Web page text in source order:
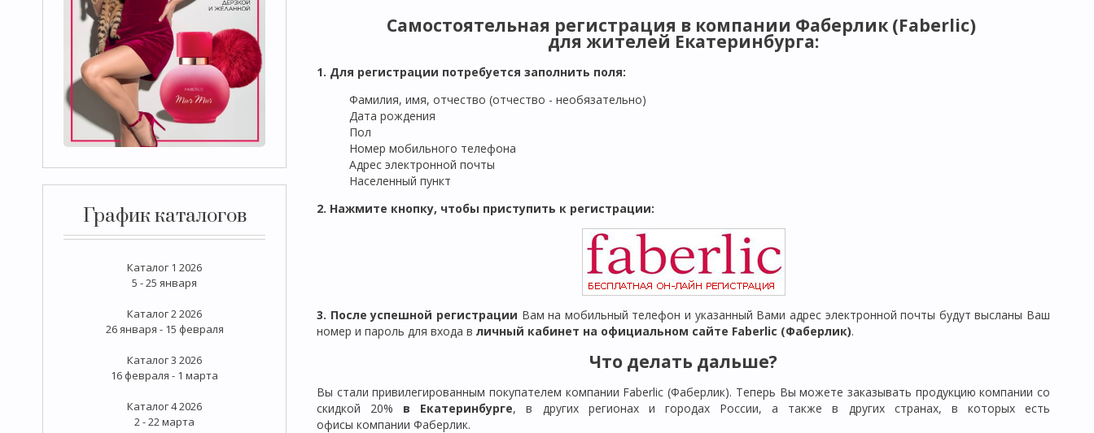
График каталогов
Каталог 1 2026
5 - 25 января
Каталог 2 2026
26 января - 15 февраля
Каталог 3 2026
16 февраля - 1 марта
Каталог 4 2026
2 - 22 марта
Самостоятельная регистрация в компании Фаберлик (Faberlic)
для жителей Екатеринбурга:
1. Для регистрации потребуется заполнить поля:
Фамилия, имя, отчество (отчество - необязательно)
Дата рождения
Пол
Номер мобильного телефона
Адрес электронной почты
Населенный пункт
2. Нажмите кнопку, чтобы приступить к регистрации:
3. После успешной регистрации Вам на мобильный телефон и указанный Вами адрес электронной почты будут высланы Ваш
номер и пароль для входа в личный кабинет на официальном сайте Faberlic (Фаберлик).
Что делать дальше?
Вы стали привилегированным покупателем компании Faberlic (Фаберлик). Теперь Вы можете заказывать продукцию компании со
скидкой 20% в Екатеринбурге, в других регионах и городах России, а также в других странах, в которых есть
офисы компании Фаберлик.